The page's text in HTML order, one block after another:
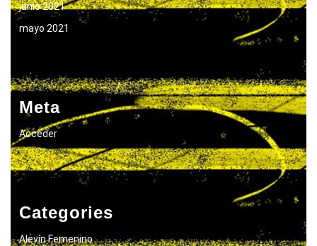
junio 2021
mayo 2021
Meta
Acceder
Categories
Alevín Femenino